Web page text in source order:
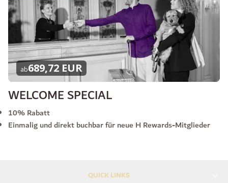
ab689,72 EUR
WELCOME SPECIAL
10% Rabatt
Einmalig und direkt buchbar für neue H Rewards-Mitglieder
QUICK LINKS